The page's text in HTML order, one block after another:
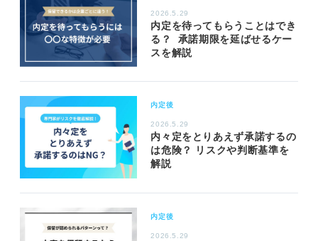
2026.5.29
内定を待ってもらうことはでき
る？ 承諾期限を延ばせるケー
スを解説
内定後
2026.5.29
内々定をとりあえず承諾するの
は危険？ リスクや判断基準を
解説
内定後
2026.5.29